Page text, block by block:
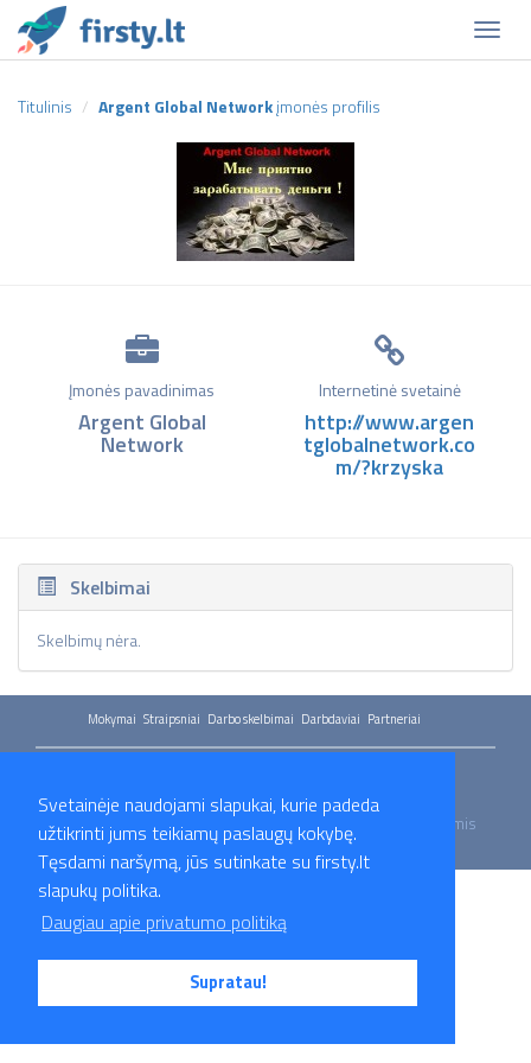
Svetainėje naudojami slapukai, kurie padeda
užtikrinti jums teikiamų paslaugų kokybę.
Tęsdami naršymą, jūs sutinkate su firsty.lt
slapukų politika.
Daugiau apie privatumo politiką
Supratau!
Titulinis Argent Global Networkįmonės profilis
Įmonės pavadinimas
Argent Global
Network
Internetinė svetainė
http://www.argen
tglobalnetwork.co
m/?krzyska
Skelbimai
Skelbimų nėra.
Mokymai Straipsniai Darbo skelbimai Darbdaviai Partneriai
2026 Firsty.lt - Visos teisės saugomos. Susisiekite su mumis
- info@firsty.lt